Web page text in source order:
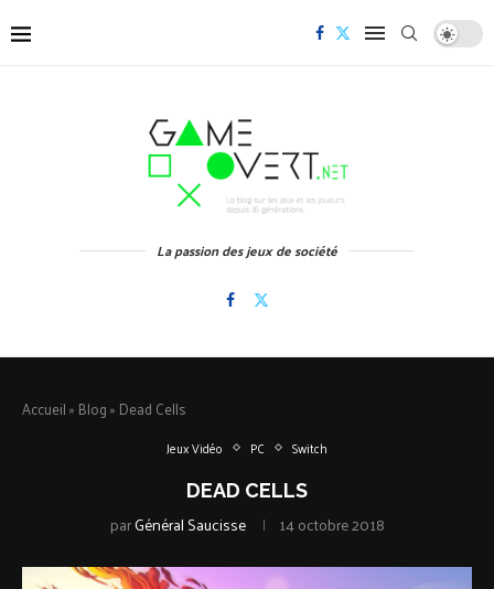
La passion des jeux de société
Accueil» Blog» Dead Cells
Jeux Vidéo PC Switch
DEAD CELLS
parGénéral Saucisse 14 octobre 2018